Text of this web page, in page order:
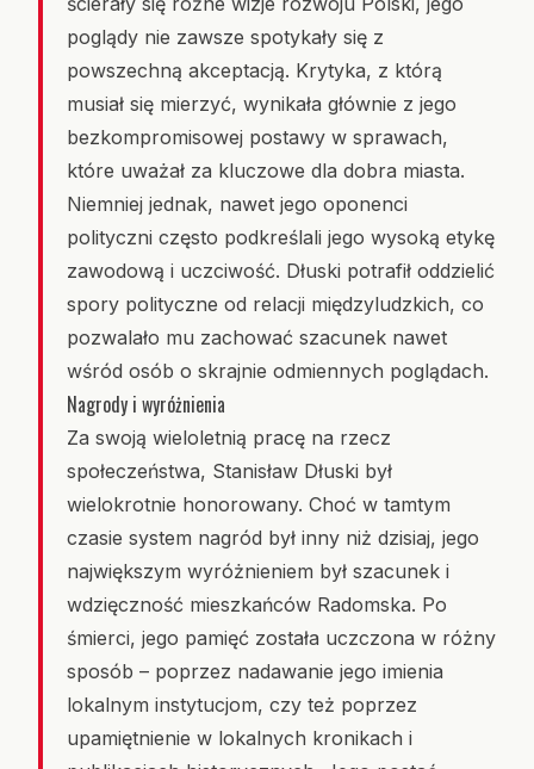
poglądy nie zawsze spotykały się z
powszechną akceptacją. Krytyka, z którą
musiał się mierzyć, wynikała głównie z jego
bezkompromisowej postawy w sprawach,
które uważał za kluczowe dla dobra miasta.
Niemniej jednak, nawet jego oponenci
polityczni często podkreślali jego wysoką etykę
zawodową i uczciwość. Dłuski potrafił oddzielić
spory polityczne od relacji międzyludzkich, co
pozwalało mu zachować szacunek nawet
wśród osób o skrajnie odmiennych poglądach.
Nagrody i wyróżnienia
Za swoją wieloletnią pracę na rzecz
społeczeństwa, Stanisław Dłuski był
wielokrotnie honorowany. Choć w tamtym
czasie system nagród był inny niż dzisiaj, jego
największym wyróżnieniem był szacunek i
wdzięczność mieszkańców Radomska. Po
śmierci, jego pamięć została uczczona w różny
sposób – poprzez nadawanie jego imienia
lokalnym instytucjom, czy też poprzez
upamiętnienie w lokalnych kronikach i